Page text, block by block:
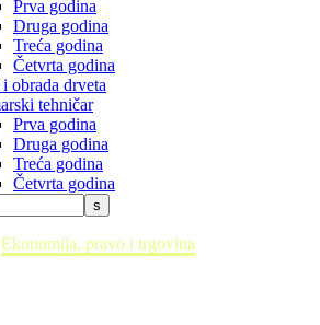
Prva godina
Druga godina
Treća godina
Četvrta godina
obrada drveta
tehničar
Prva godina
Druga godina
Treća godina
Četvrta godina
Ekonomija, pravo i trgovina